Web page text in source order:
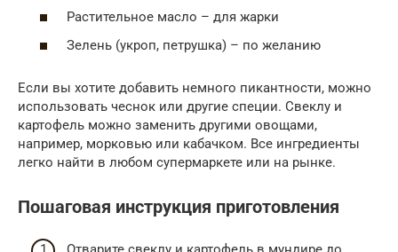
Растительное масло – для жарки
Зелень (укроп, петрушка) – по желанию
Если вы хотите добавить немного пикантности, можно
использовать чеснок или другие специи. Свеклу и
картофель можно заменить другими овощами,
например, морковью или кабачком. Все ингредиенты
легко найти в любом супермаркете или на рынке.
Пошаговая инструкция приготовления